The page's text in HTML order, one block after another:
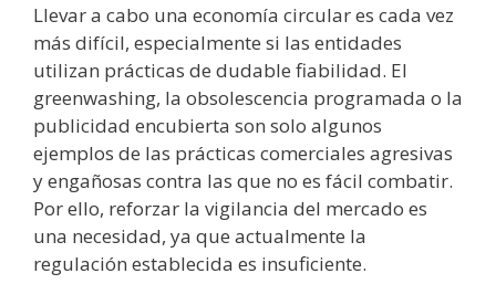
Llevar a cabo una economía circular es cada vez
más difícil, especialmente si las entidades
utilizan prácticas de dudable fiabilidad. El
greenwashing, la obsolescencia programada o la
publicidad encubierta son solo algunos
ejemplos de las prácticas comerciales agresivas
y engañosas contra las que no es fácil combatir.
Por ello, reforzar la vigilancia del mercado es
una necesidad, ya que actualmente la
regulación establecida es insuficiente.